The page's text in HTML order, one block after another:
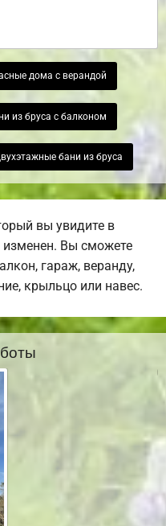
дома с верандой
из бруса с балконом
бани из бруса
вы увидите в
Вы сможете
гараж, веранду,
крыльцо или навес.